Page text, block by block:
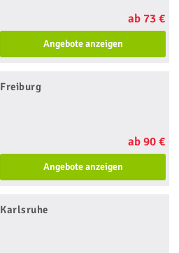
ab 73 €
Angebote anzeigen
Freiburg
ab 90 €
Angebote anzeigen
Karlsruhe